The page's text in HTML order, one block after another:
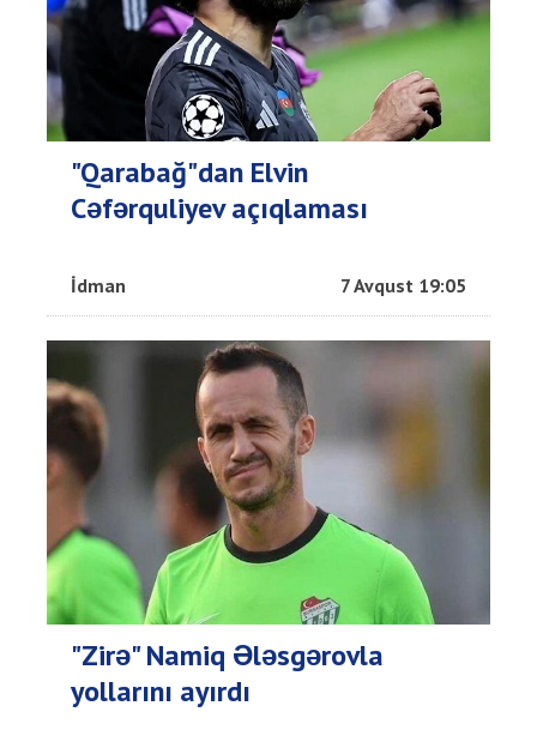
"Qarabağ"dan Elvin
Cəfərquliyev açıqlaması
İdman 7 Avqust 19:05
"Zirə" Namiq Ələsgərovla
yollarını ayırdı